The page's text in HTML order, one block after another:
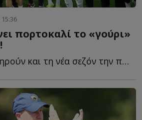
πορτοκαλί το «γούρι»
Οι Κρητικοί διατηρούν και τη νέα σεζόν την πορτοκαλί ε...